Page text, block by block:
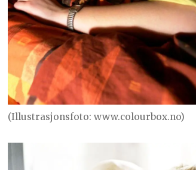
(Illustrasjonsfoto: www.colourbox.no)